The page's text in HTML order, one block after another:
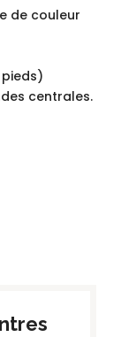
de couleur
pieds)
centrales.